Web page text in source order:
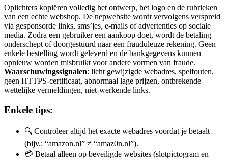
Oplichters kopiëren volledig het ontwerp, het logo en de rubrieken
van een echte webshop. De nepwebsite wordt vervolgens verspreid
via gesponsorde links, sms’jes, e-mails of advertenties op sociale
media. Zodra een gebruiker een aankoop doet, wordt de betaling
onderschept of doorgestuurd naar een frauduleuze rekening. Geen
enkele bestelling wordt geleverd en de bankgegevens kunnen
opnieuw worden misbruikt voor andere vormen van fraude.
Waarschuwingssignalen: licht gewijzigde webadres, spelfouten,
geen HTTPS-certificaat, abnormaal lage prijzen, ontbrekende
wettelijke vermeldingen, niet-werkende links.
Enkele tips:
🔍 Controleer altijd het exacte webadres voordat je betaalt
(bijv.: “amazon.nl” ≠ “amaz0n.nl”).
💳 Betaal alleen op beveiligde websites (slotpictogram en